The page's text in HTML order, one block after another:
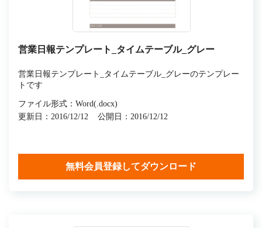
営業日報テンプレート_タイムテーブル_グレー
営業日報テンプレート_タイムテーブル_グレーのテンプレー
トです
ファイル形式：Word(.docx)
更新日：2016/12/12
公開日：2016/12/12
無料会員登録してダウンロード